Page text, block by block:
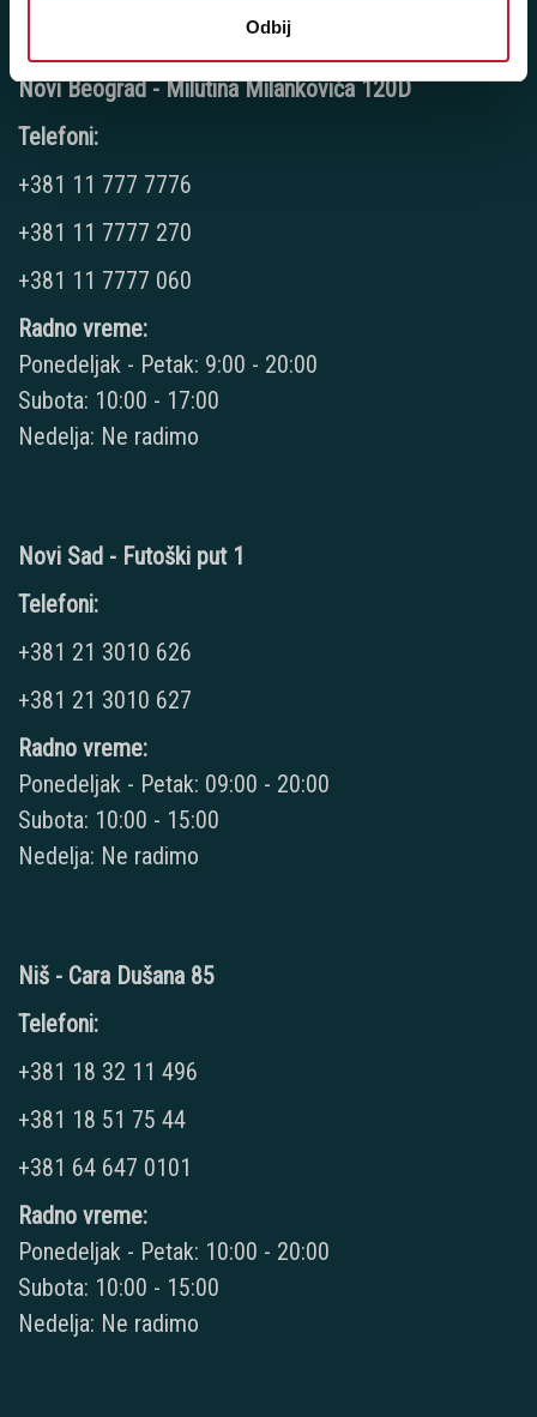
Odbij
Novi Beograd - Milutina Milankovića 120D
Telefoni:
+381 11 777 7776
+381 11 7777 270
+381 11 7777 060
Radno vreme:
Ponedeljak - Petak: 9:00 - 20:00
Subota: 10:00 - 17:00
Nedelja: Ne radimo
Novi Sad - Futoški put 1
Telefoni:
+381 21 3010 626
+381 21 3010 627
Radno vreme:
Ponedeljak - Petak: 09:00 - 20:00
Subota: 10:00 - 15:00
Nedelja: Ne radimo
Niš - Cara Dušana 85
Telefoni:
+381 18 32 11 496
+381 18 51 75 44
+381 64 647 0101
Radno vreme:
Ponedeljak - Petak: 10:00 - 20:00
Subota: 10:00 - 15:00
Nedelja: Ne radimo